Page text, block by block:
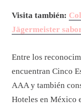
Visita también:
Jägermeister
Entre los
encuentran Cinco
AAA y también
Hoteles en México